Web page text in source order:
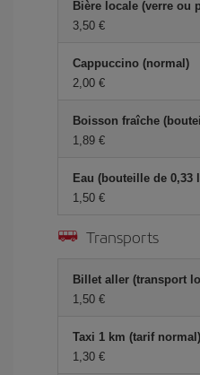
Bière locale (verre ou
3,50 €
Cappuccino (normal)
2,00 €
Boisson fraîche
1,89 €
Eau (bouteille de 0,33
1,50 €
Transports
Billet aller (transport
1,50 €
Taxi 1 km (tarif normal)
1,30 €